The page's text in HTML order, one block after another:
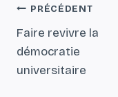
Navigation
de
l’article
PRÉCÉDENT
Faire revivre la
démocratie
universitaire